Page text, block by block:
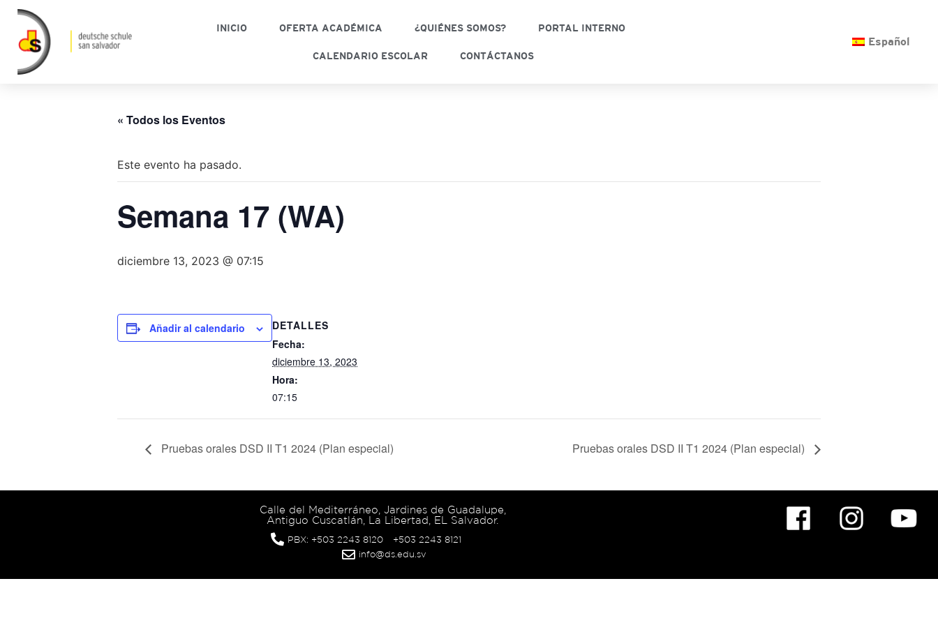
INICIO OFERTA ACADÉMICA ¿QUIÉNES SOMOS? PORTAL INTERNO
CALENDARIO ESCOLAR CONTÁCTANOS
Español
« Todos los Eventos
Este evento ha pasado.
Semana 17 (WA)
diciembre 13, 2023 @ 07:15
Añadir al calendario
DETALLES
Fecha:
diciembre 13, 2023
Hora:
07:15
Pruebas orales DSD II T1 2024 (Plan especial) Pruebas orales DSD II T1 2024 (Plan especial)
Calle del Mediterráneo, Jardines de Guadalupe,
Antiguo Cuscatlán, La Libertad, EL Salvador.
PBX: +503 2243 8120
+503 2243 8121
info@ds.edu.sv